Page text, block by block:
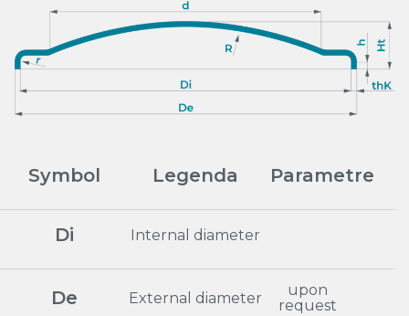
Symbol Legenda Parametre
Di Internal diameter
De External diameter
upon
request